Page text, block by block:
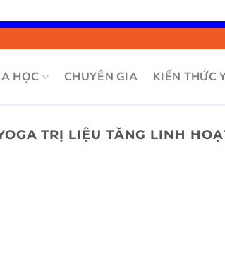
qua
nội
HỌC CHUYÊN GIA KIẾN THỨC
TRỊ LIỆU TĂNG LINH